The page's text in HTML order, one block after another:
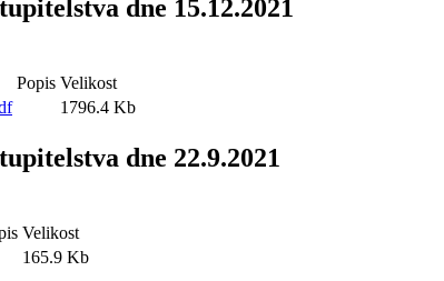
dne 15.12.2021
Popis Velikost
1796.4 Kb
dne 22.9.2021
Velikost
165.9 Kb